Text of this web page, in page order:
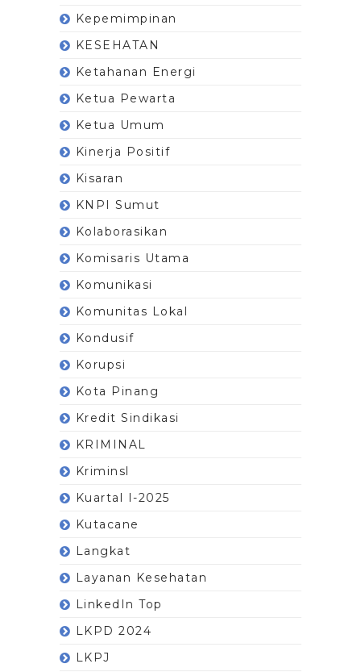
Kepemimpinan
KESEHATAN
Ketahanan Energi
Ketua Pewarta
Ketua Umum
Kinerja Positif
Kisaran
KNPI Sumut
Kolaborasikan
Komisaris Utama
Komunikasi
Komunitas Lokal
Kondusif
Korupsi
Kota Pinang
Kredit Sindikasi
KRIMINAL
Kriminsl
Kuartal I-2025
Kutacane
Langkat
Layanan Kesehatan
LinkedIn Top
LKPD 2024
LKPJ